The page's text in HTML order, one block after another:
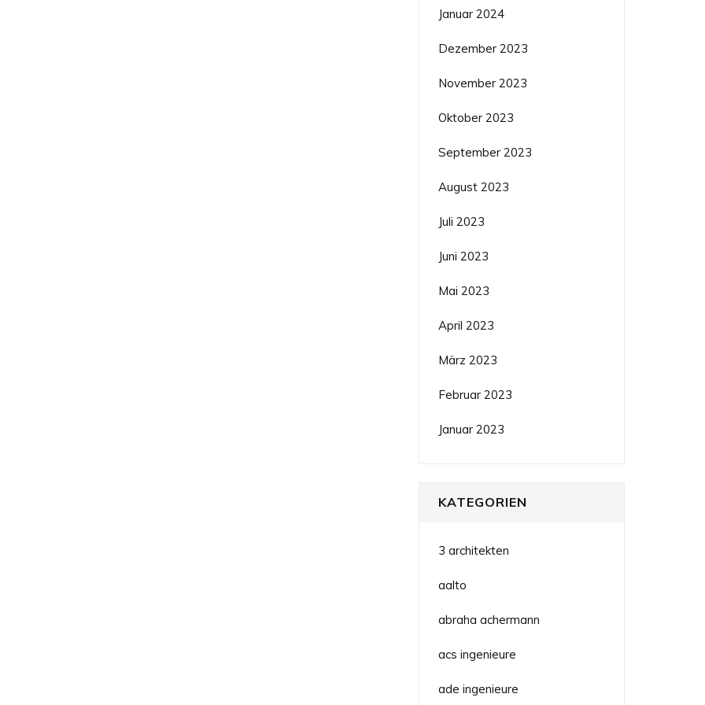
Januar 2024
Dezember 2023
November 2023
Oktober 2023
September 2023
August 2023
Juli 2023
Juni 2023
Mai 2023
April 2023
März 2023
Februar 2023
Januar 2023
KATEGORIEN
3 architekten
aalto
abraha achermann
acs ingenieure
ade ingenieure